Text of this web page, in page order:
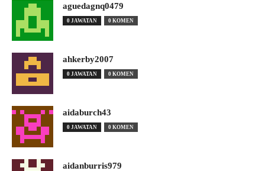
aguedagnq0479
0 JAWATAN 0 KOMEN
ahkerby2007
0 JAWATAN 0 KOMEN
aidaburch43
0 JAWATAN 0 KOMEN
aidanburris979